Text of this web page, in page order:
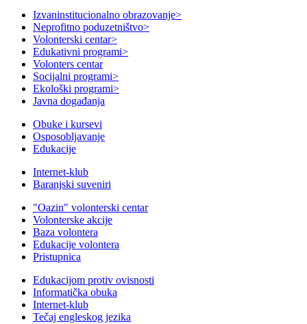
Izvaninstitucionalno obrazovanje>
Neprofitno poduzetništvo>
Volonterski centar>
Edukativni programi>
Volonters centar
Socijalni programi>
Ekološki programi>
Javna događanja
Obuke i kursevi
Osposobljavanje
Edukacije
Internet-klub
Baranjski suveniri
"Oazin" volonterski centar
Volonterske akcije
Baza volontera
Edukacije volontera
Pristupnica
Edukacijom protiv ovisnosti
Informatička obuka
Internet-klub
Tečaj engleskog jezika